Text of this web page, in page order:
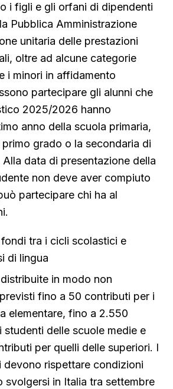
i figli e gli orfani di dipendenti
Pubblica Amministrazione
unitaria delle prestazioni
oltre ad alcune categorie
i minori in affidamento
partecipare gli alunni che
2025/2026 hanno
anno della scuola primaria,
grado o la secondaria di
data di presentazione della
non deve aver compiuto
partecipare chi ha al
tra i cicli scolastici e
di lingua
in modo non
fino a 50 contributi per i
elementare, fino a 2.550
studenti delle scuole medie e
per quelli delle superiori. I
devono rispettare condizioni
svolgersi in Italia tra settembre